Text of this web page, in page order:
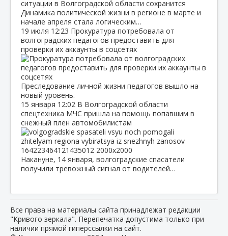
Динамика политической жизни в регионе в марте и
начале апреля стала логическим…
19 июля 12:23 Прокуратура потребовала от
волгоградских педагогов предоставить для
проверки их аккаунты в соцсетях
Преследование личной жизни педагогов вышло на
новый уровень.
15 января 12:02 В Волгоградской области
спецтехника МЧС пришла на помощь попавшим в
снежный плен автомобилистам
Накануне, 14 января, волгоградские спасатели
получили тревожный сигнал от водителей…
Все права на материалы сайта принадлежат редакции
"Кривого зеркала". Перепечатка допустима только при
наличии прямой гиперссылки на сайт.